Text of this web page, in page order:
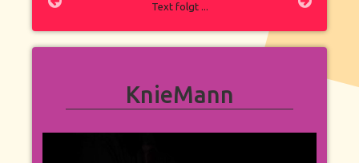
Text folgt ...
KnieMann